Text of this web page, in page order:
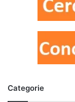
Categorie